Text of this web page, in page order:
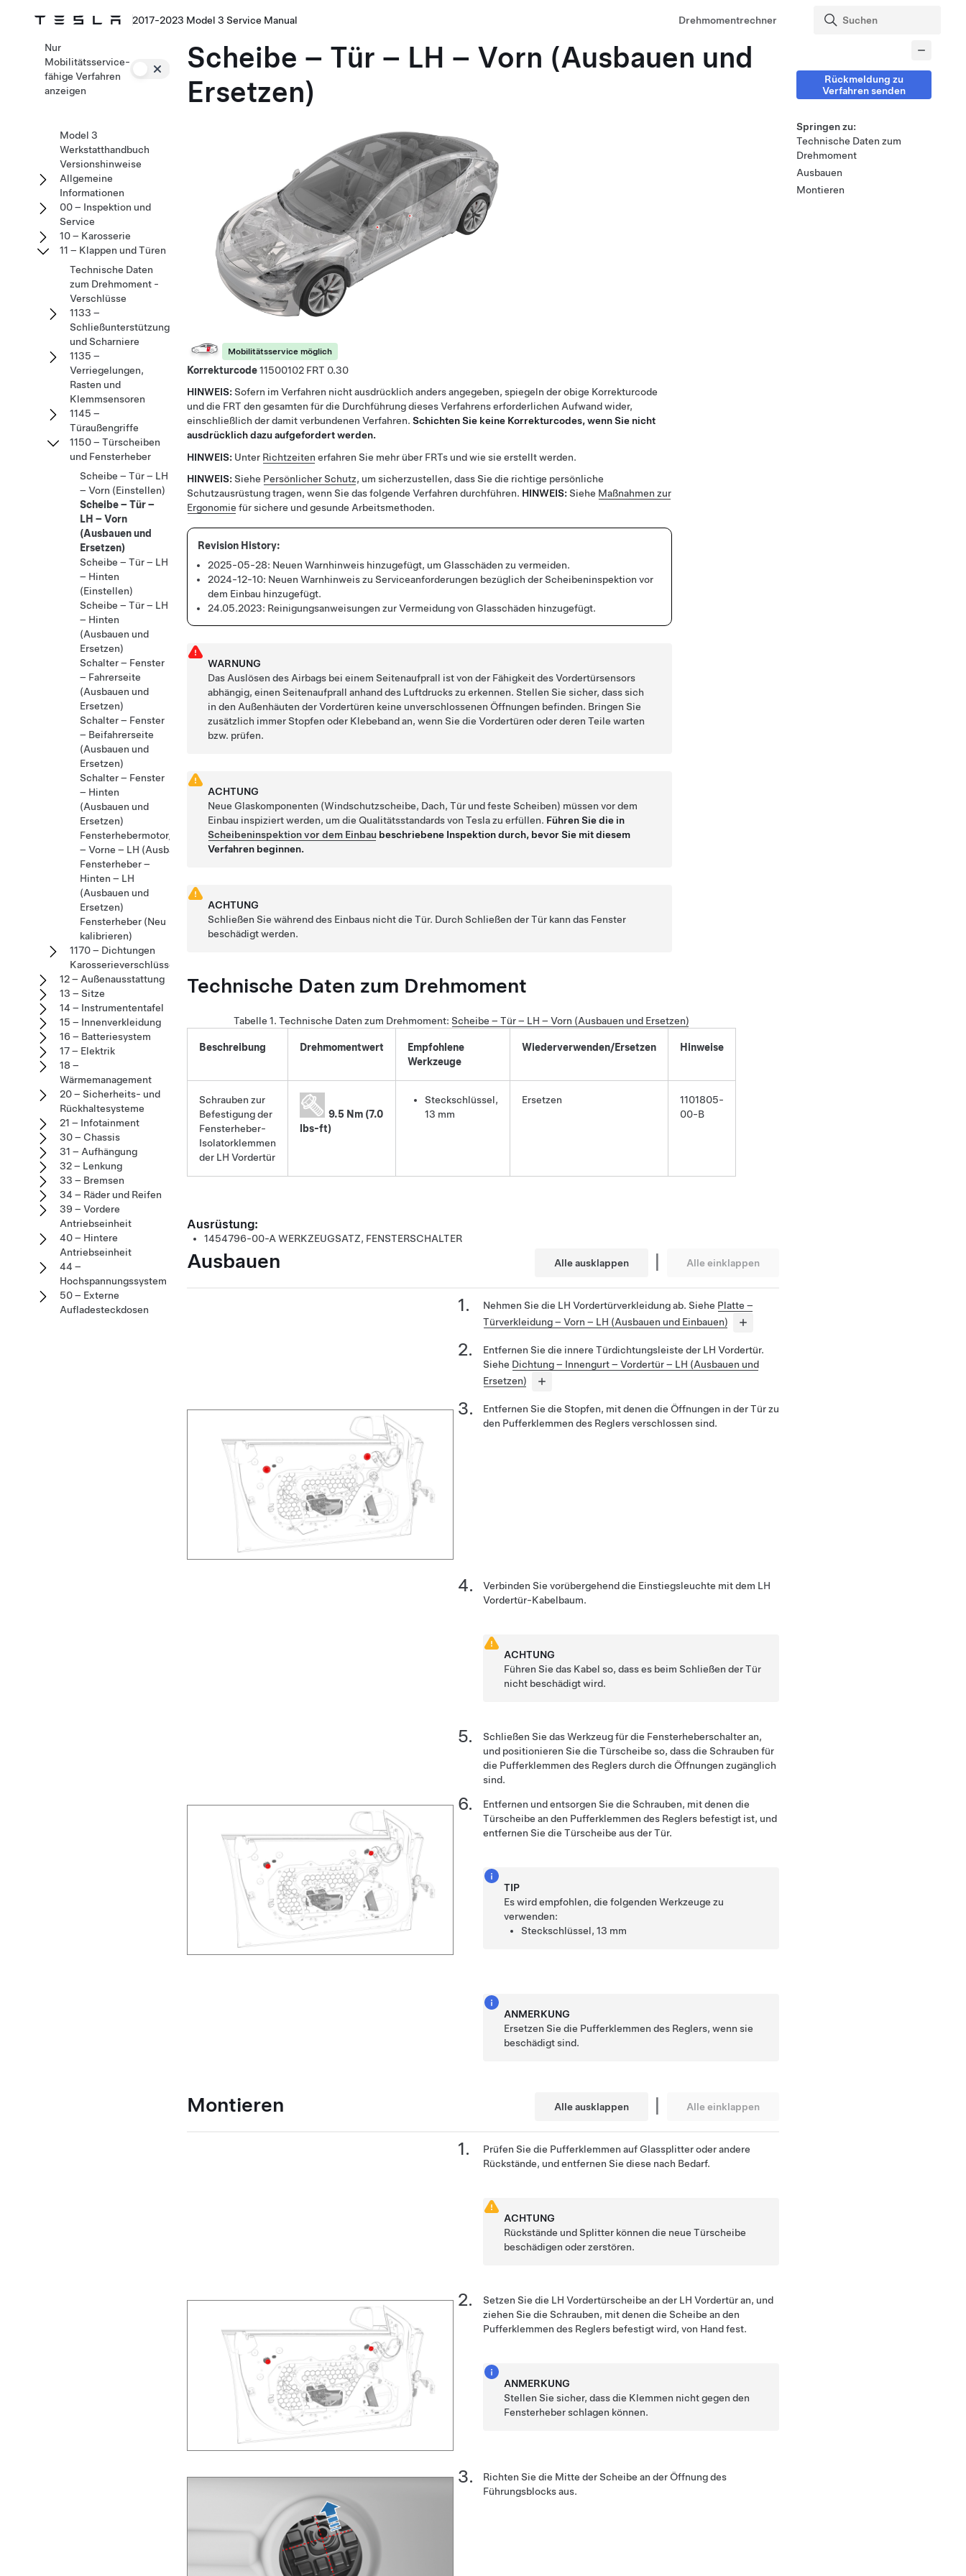
2017-2023 Model 3 Service Manual Drehmomentrechner
Scheibe – Tür – LH – Vorn (Ausbauen und
Ersetzen)
Mobilitätsservice möglich
Korrekturcode11500102
0.30
HINWEIS: Sofern im Verfahren nicht ausdrücklich anders angegeben, spiegeln der obige Korrekturcode
und die FRT den gesamten für die Durchführung dieses Verfahrens erforderlichen Aufwand wider,
einschließlich der damit verbundenen Verfahren. Schichten Sie keine Korrekturcodes, wenn Sie nicht
ausdrücklich dazu aufgefordert werden.
HINWEIS: Unter Richtzeiten erfahren Sie mehr über FRTs und wie sie erstellt werden.
HINWEIS: Siehe Persönlicher Schutz, um sicherzustellen, dass Sie die richtige persönliche
Schutzausrüstung tragen, wenn Sie das folgende Verfahren durchführen. HINWEIS: Siehe Maßnahmen zur
Ergonomie für sichere und gesunde Arbeitsmethoden.
2025-05-28: Neuen Warnhinweis hinzugefügt, um Glasschäden zu vermeiden.
2024-12-10: Neuen Warnhinweis zu Serviceanforderungen bezüglich der Scheibeninspektion vor
dem Einbau hinzugefügt.
24.05.2023: Reinigungsanweisungen zur Vermeidung von Glasschäden hinzugefügt.
WARNUNG
Das Auslösen des Airbags bei einem Seitenaufprall ist von der Fähigkeit des Vordertürsensors
abhängig, einen Seitenaufprall anhand des Luftdrucks zu erkennen. Stellen Sie sicher, dass sich
in den Außenhäuten der Vordertüren keine unverschlossenen Öffnungen befinden. Bringen Sie
zusätzlich immer Stopfen oder Klebeband an, wenn Sie die Vordertüren oder deren Teile warten
bzw. prüfen.
ACHTUNG
Neue Glaskomponenten (Windschutzscheibe, Dach, Tür und feste Scheiben) müssen vor dem
Einbau inspiziert werden, um die Qualitätsstandards von Tesla zu erfüllen. Führen Sie die in
Scheibeninspektion vor dem Einbau beschriebene Inspektion durch, bevor Sie mit diesem
Verfahren beginnen.
ACHTUNG
Schließen Sie während des Einbaus nicht die Tür. Durch Schließen der Tür kann das Fenster
beschädigt werden.
Technische Daten zum Drehmoment
Tabelle 1. Technische Daten zum Drehmoment: Scheibe – Tür – LH – Vorn (Ausbauen und Ersetzen)
Beschreibung Drehmomentwert
Empfohlene
Werkzeuge
Wiederverwenden/Ersetzen Hinweise
Schrauben zur
Befestigung der
Fensterheber-
Isolatorklemmen
der LH Vordertür
9.5 Nm (7.0
lbs-ft)
Steckschlüssel,
13 mm
Ersetzen
1101805-
00-B
Ausrüstung:
1454796-00-A WERKZEUGSATZ, FENSTERSCHALTER
Ausbauen Alle ausklappen | Alle einklappen
Nehmen Sie die LH Vordertürverkleidung ab. Siehe Platte –
Türverkleidung – Vorn – LH (Ausbauen und Einbauen)
Entfernen Sie die innere Türdichtungsleiste der LH Vordertür.
Siehe Dichtung – Innengurt – Vordertür – LH (Ausbauen und
Ersetzen)
Entfernen Sie die Stopfen, mit denen die Öffnungen in der Tür zu
den Pufferklemmen des Reglers verschlossen sind.
Verbinden Sie vorübergehend die Einstiegsleuchte mit dem LH
Vordertür-Kabelbaum.
ACHTUNG
Führen Sie das Kabel so, dass es beim Schließen der Tür
nicht beschädigt wird.
Schließen Sie das Werkzeug für die Fensterheberschalteran,
und positionieren Sie die Türscheibe so, dass die Schrauben für
die Pufferklemmen des Reglers durch die Öffnungen zugänglich
sind.
Entfernen und entsorgen Sie die Schrauben, mit denen die
Türscheibe an den Pufferklemmen des Reglers befestigt ist, und
entfernen Sie die Türscheibe aus der Tür.
TIP
Es wird empfohlen, die folgenden Werkzeuge zu
verwenden:
Steckschlüssel, 13 mm
ANMERKUNG
Ersetzen Sie die Pufferklemmen des Reglers, wenn sie
beschädigt sind.
Montieren Alle ausklappen | Alle einklappen
Prüfen Sie die Pufferklemmen auf Glassplitter oder andere
Rückstände, und entfernen Sie diese nach Bedarf.
ACHTUNG
Rückstände und Splitter können die neue Türscheibe
beschädigen oder zerstören.
Setzen Sie die LH Vordertürscheibe an der LH Vordertür an, und
ziehen Sie die Schrauben, mit denen die Scheibe an den
Pufferklemmen des Reglers befestigt wird, von Hand fest.
ANMERKUNG
Stellen Sie sicher, dass die Klemmen nicht gegen den
Fensterheber schlagen können.
Richten Sie die Mitte der Scheibe an der Öffnung des
Führungsblocks aus.
Nur
Mobilitätsservice-
fähige Verfahren
anzeigen
Model 3
Werkstatthandbuch
Versionshinweise
Allgemeine
Informationen
00 – Inspektion und
Service
10 – Karosserie
11 – Klappen und Türen
Technische Daten
zum Drehmoment -
Verschlüsse
1133 –
Schließunterstützungsmechanismen
und Scharniere
1135 –
Verriegelungen,
Rasten und
Klemmsensoren
1145 –
Türaußengriffe
1150 – Türscheiben
und Fensterheber
Scheibe – Tür – LH
– Vorn (Einstellen)
Scheibe – Tür –
LH – Vorn
(Ausbauen und
Ersetzen)
Scheibe – Tür – LH
– Hinten
(Einstellen)
Scheibe – Tür – LH
– Hinten
(Ausbauen und
Ersetzen)
Schalter – Fenster
– Fahrerseite
(Ausbauen und
Ersetzen)
Schalter – Fenster
– Beifahrerseite
(Ausbauen und
Ersetzen)
Schalter – Fenster
– Hinten
(Ausbauen und
Ersetzen)
Fensterhebermotor/Fensterheberbaugruppe
– Vorne – LH (Ausbauen und Ersetzen)
Fensterheber –
Hinten – LH
(Ausbauen und
Ersetzen)
Fensterheber (Neu
kalibrieren)
1170 – Dichtungen
Karosserieverschlüsse
12 – Außenausstattung
13 – Sitze
14 – Instrumententafel
15 – Innenverkleidung
16 – Batteriesystem
17 – Elektrik
18 –
Wärmemanagement
20 – Sicherheits- und
Rückhaltesysteme
21 – Infotainment
30 – Chassis
31 – Aufhängung
32 – Lenkung
33 – Bremsen
34 – Räder und Reifen
39 – Vordere
Antriebseinheit
40 – Hintere
Antriebseinheit
44 –
Hochspannungssystem
50 – Externe
Aufladesteckdosen
Rückmeldung zu
Verfahren senden
Springen zu:
Technische Daten zum
Drehmoment
Ausbauen
Montieren